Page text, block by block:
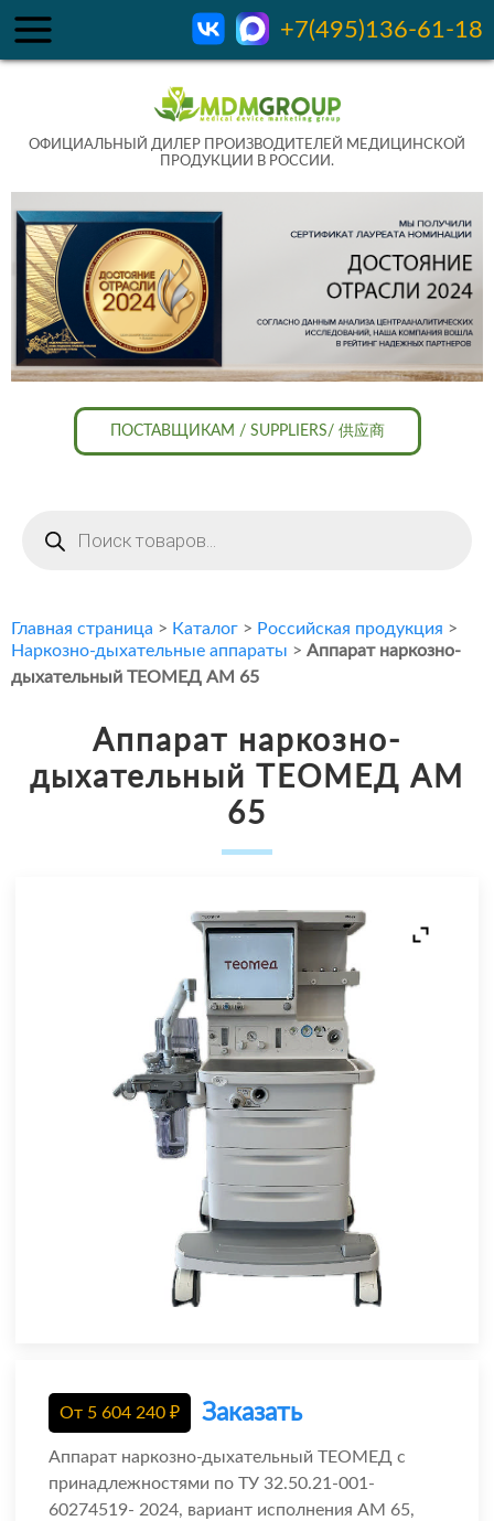
+7(495)136-61-18
ОФИЦИАЛЬНЫЙ ДИЛЕР ПРОИЗВОДИТЕЛЕЙ МЕДИЦИНСКОЙ
ПРОДУКЦИИ В РОССИИ.
ПОСТАВЩИКАМ / SUPPLIERS/ 供应商
товаров
Главная страница > Каталог > Российская продукция >
Наркозно-дыхательные аппараты > Аппарат наркозно-
дыхательный ТЕОМЕД АМ 65
Аппарат наркозно-
дыхательный ТЕОМЕД АМ
65
От 5 604 240 ₽ Заказать
Аппарат наркозно-дыхательный ТЕОМЕД c
принадлежностями по ТУ 32.50.21-001-
60274519- 2024, вариант исполнения АМ 65,